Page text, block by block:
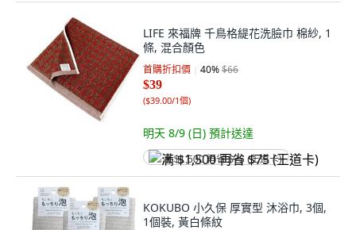
LIFE 來福牌 千鳥格緹花洗臉巾 棉紗, 1
條, 混合顏色
首購折扣價 40%$66
$39
($39.00/1個)
明天 8/9 (日) 預計送達
满 $1,500 再省 $75 (王道卡)
KOKUBO 小久保 厚實型 沐浴巾, 3個,
1個裝, 黃白條紋